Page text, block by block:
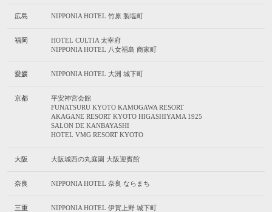
広島 NIPPONIA HOTEL 竹原 製塩町
福岡
HOTEL CULTIA 太宰府
NIPPONIA HOTEL 八女福島 商家町
愛媛 NIPPONIA HOTEL 大洲 城下町
京都
平安神宮会館
FUNATSURU KYOTO KAMOGAWA RESORT
AKAGANE RESORT KYOTO HIGASHIYAMA 1925
SALON DE KANBAYASHI
HOTEL VMG RESORT KYOTO
大阪 ⼤阪城⻄の丸庭園 ⼤阪迎賓館
奈良 NIPPONIA HOTEL 奈良 ならまち
三重
NIPPONIA HOTEL 伊賀上野 城下町